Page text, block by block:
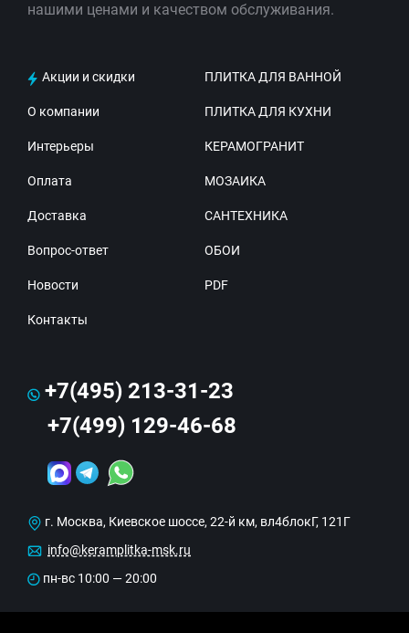
нашими ценами и качеством обслуживания.
Акции и скидки
О компании
Интерьеры
Оплата
Доставка
Вопрос-ответ
Новости
Контакты
ПЛИТКА ДЛЯ ВАННОЙ
ПЛИТКА ДЛЯ КУХНИ
КЕРАМОГРАНИТ
МОЗАИКА
САНТЕХНИКА
ОБОИ
PDF
+7(495) 213-31-23
+7(499) 129-46-68
г. Москва, Киевское шоссе, 22-й км, вл4блокГ, 121Г
info@keramplitka-msk.ru
пн-вс 10:00 — 20:00